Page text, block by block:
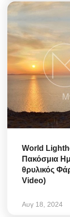
World
Πακόσμια
θρυλικός
Video)
Αυγ 18, 2024